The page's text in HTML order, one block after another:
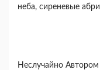
неба, сиреневые
Неслучайно